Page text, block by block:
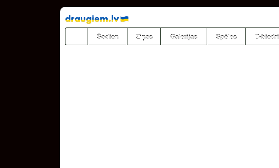
Pāriet
uz
saturu
Šodien Ziņas Galerijas Spēles D-biedri